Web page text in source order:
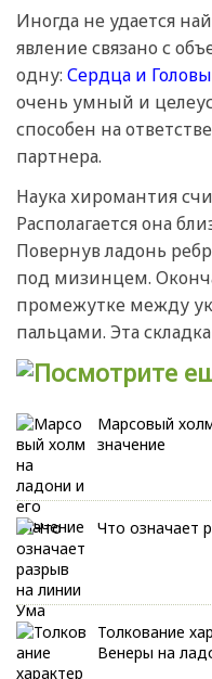
Иногда не удается
явление связано с
одну: Сердца и
очень умный и
способен на
партнера.
Наука хиромантия
Располагается она
Повернув ладонь
под мизинцем.
промежутке между
пальцами. Эта
Марсовый
значение
Что означает
Толкование
Венеры на